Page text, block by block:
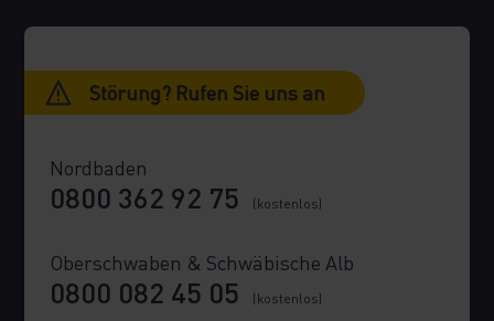
Störung? Rufen Sie uns an
Nordbaden
0800 362 92 75 (kostenlos)
Oberschwaben & Schwäbische Alb
0800 082 45 05 (kostenlos)